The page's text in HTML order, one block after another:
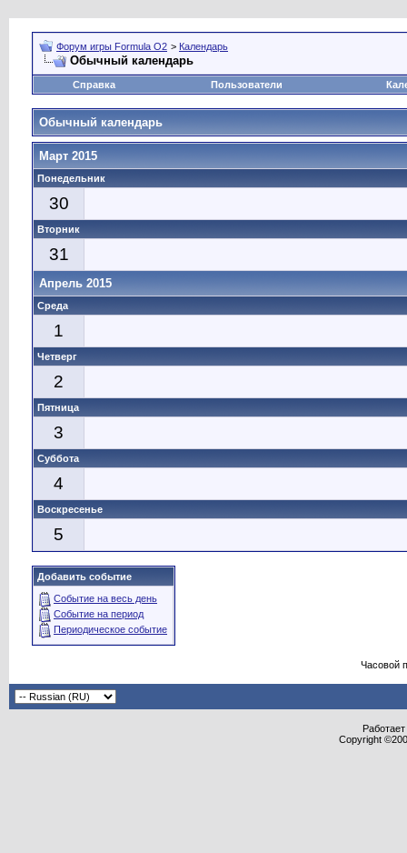
Форум игры Formula O2 > Календарь
Обычный календарь
Справка Пользователи
Обычный календарь
Март 2015
Понедельник
30
Вторник
31
Апрель 2015
Среда
1
Четверг
2
Пятница
3
Суббота
4
Воскресенье
5
Добавить событие
Событие на весь день
Событие на период
Периодическое событие
Часовой
Copyright